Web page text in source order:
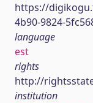
https://
4b90-9824-
language
est
rights
http://
institution